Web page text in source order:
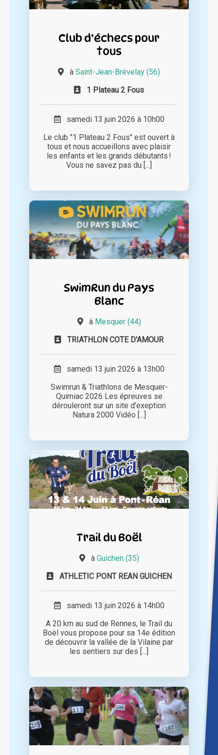
Club d’échecs pour
tous
à Saint-Jean-Brévelay (56)
1 Plateau 2 Fous
samedi 13 juin 2026 à 10h00
Le club "1 Plateau 2 Fous" est ouvert à
tous et nous accueillons avec plaisir
les enfants et les grands débutants !
Vous ne savez pas du [...]
SwimRun du Pays
Blanc
à Mesquer (44)
TRIATHLON COTE D'AMOUR
samedi 13 juin 2026 à 13h00
Swimrun & Triathlons de Mesquer-
Quimiac 2026 Les épreuves se
dérouleront sur un site d'exeption
Natura 2000 Vidéo [...]
Trail du Boël
à Guichen (35)
ATHLETIC PONT REAN GUICHEN
samedi 13 juin 2026 à 14h00
A 20 km au sud de Rennes, le Trail du
Boël vous propose pour sa 14e édition
de découvrir la vallée de la Vilaine par
les sentiers sur des [...]